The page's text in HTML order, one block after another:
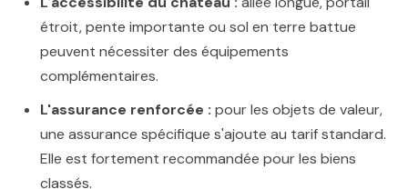
étroit, pente importante ou sol en terre battue
peuvent nécessiter des équipements
complémentaires.
L'assurance renforcée : pour les objets de valeur,
une assurance spécifique s'ajoute au tarif standard.
Elle est fortement recommandée pour les biens
classés.